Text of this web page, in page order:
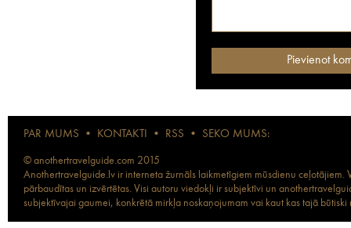
PAR MUMS • KONTAKTI • RSS • SEKO MUMS:
© anothertravelguide.com 2015
Anothertravelguide.lv ir interneta žurnāls laikmetīgiem mūsdienu
pārbaudītas un izvērtētas. Visi autoru viedokļi ir subjektīvi un
subjektīvajai gaumei, konkrētā mirkļa noskaņojumam vai kaut kas tajā